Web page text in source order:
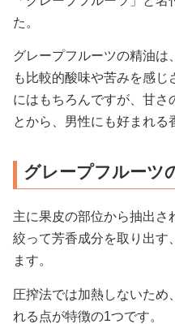
た。
グレープフルーツの精油は
も比較的酸味や苦みを感
にはもちろんですが、甘さ
とから、男性にも好まれる
グレープフルーツ
主に果皮の部位から抽出さ
絞って芳香成分を取り出す
ます。
圧搾法では加熱しないため
れる点が特徴の1つです。